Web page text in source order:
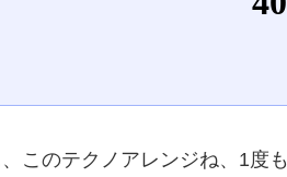
このテクノアレンジね、1度